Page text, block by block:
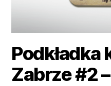
Podkładka
Zabrze #2